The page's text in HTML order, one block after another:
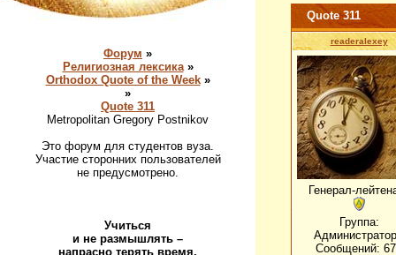
Форум »
Религиозная лексика»
Orthodox Quote of the Week»
»
Quote 311
Metropolitan Gregory Postnikov
Это форум для студентов вуза.
Участие сторонних пользователей
не предусмотрено.
Учиться
и не размышлять –
напрасно терять время,
Quote 311
readeralexey
Генерал-
Группа:
Сообщений: